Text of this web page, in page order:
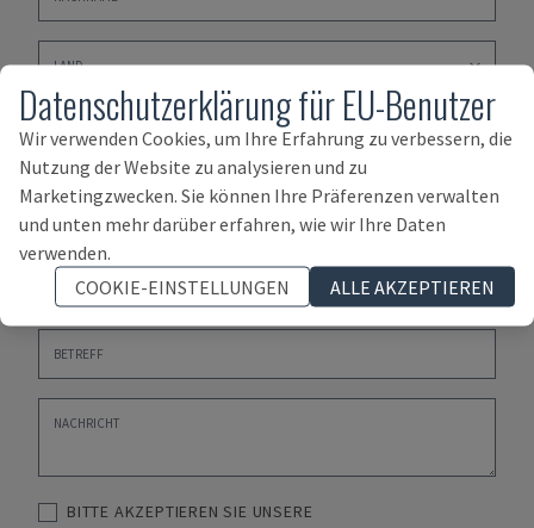
BITTE AKZEPTIEREN SIE UNSERE
Datenschutzerklärung für EU-Benutzer
Wir verwenden Cookies, um Ihre Erfahrung zu verbessern, die
Nutzung der Website zu analysieren und zu
Marketingzwecken. Sie können Ihre Präferenzen verwalten
und unten mehr darüber erfahren, wie wir Ihre Daten
verwenden.
COOKIE-EINSTELLUNGEN
ALLE AKZEPTIEREN